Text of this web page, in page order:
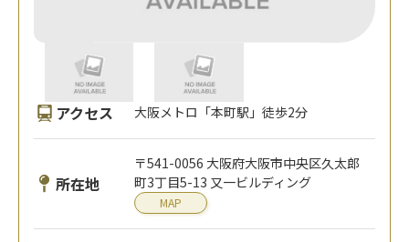
アクセス 大阪メトロ「本町駅」徒歩2分
所在地
〒541-0056 大阪府大阪市中央区久太郎
町3丁目5-13 又一ビルディング
MAP